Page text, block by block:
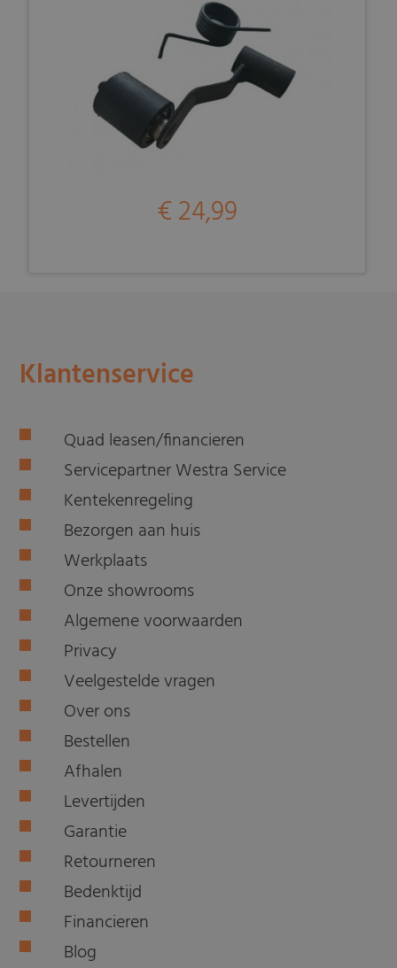
€ 24,99
Klantenservice
Quad leasen/financieren
Servicepartner Westra Service
Kentekenregeling
Bezorgen aan huis
Werkplaats
Onze showrooms
Algemene voorwaarden
Privacy
Veelgestelde vragen
Over ons
Bestellen
Afhalen
Levertijden
Garantie
Retourneren
Bedenktijd
Financieren
Blog